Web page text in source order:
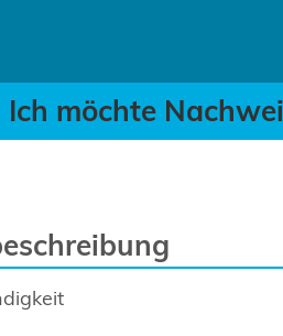
springen
Ich möchte